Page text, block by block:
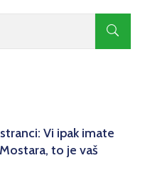
Vi ipak imate
to je vaš